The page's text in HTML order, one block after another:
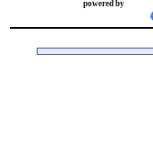
powered by